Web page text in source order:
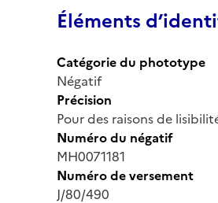
Éléments
Catégorie du phototype
Négatif
Précision
Pour des raisons de
Numéro du négatif
MH0071181
Numéro de versement
J/80/490